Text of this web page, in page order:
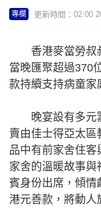
專欄 更新時間：02:00
香港麥當勞叔叔
當晚匯聚超過370
款持續支持病童家
晚宴設有多元籌
賣由佳士得亞太
品中有前家舍住
家舍的溫暖故事與
賓身份出席，傾情
港元善款，將動人